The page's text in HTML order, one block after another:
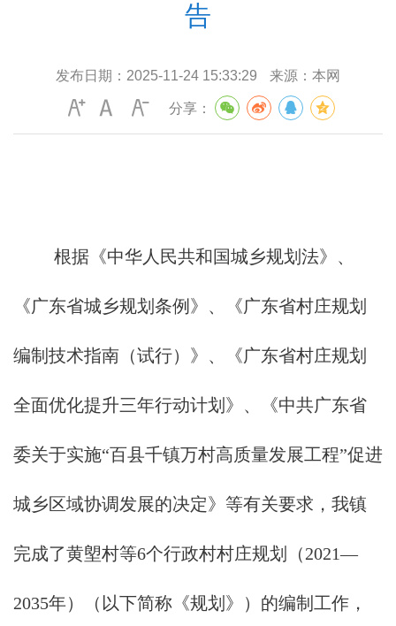
告
发布日期： 2025-11-24 15:33:29 来源： 本网
分享：
根据《中华人民共和国城乡规划法》、
《广东省城乡规划条例》、《广东省村庄规划
编制技术指南（试行）》、《广东省村庄规划
全面优化提升三年行动计划》、《中共广东省
委关于实施“百县千镇万村高质量发展工程”促进
城乡区域协调发展的决定》等有关要求，我镇
完成了黄塱村等6个行政村村庄规划（2021—
2035年）（以下简称《规划》）的编制工作，